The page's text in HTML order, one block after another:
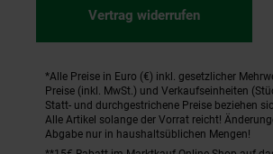
Vertrag widerrufen
Fußnoten
*Alle Preise in Euro (€) inkl. gesetzlicher
Preise (inkl. MwSt.) und Verkaufseinheiten
Statt- und durchgestrichene Preise beziehen
Alle Artikel solange der Vorrat reicht!
Abgabe nur in haushaltsüblichen Mengen!